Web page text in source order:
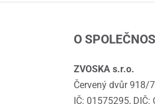
O
ZVOSKA s.r.o.
Červený dvůr 918/
IČ: 01575295, DIČ: